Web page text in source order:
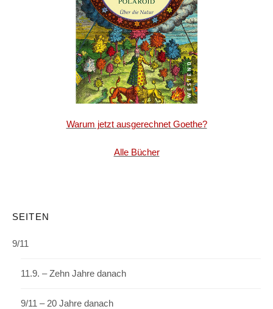
Warum jetzt ausgerechnet Goethe?
Alle Bücher
SEITEN
9/11
11.9. – Zehn Jahre danach
9/11 – 20 Jahre danach